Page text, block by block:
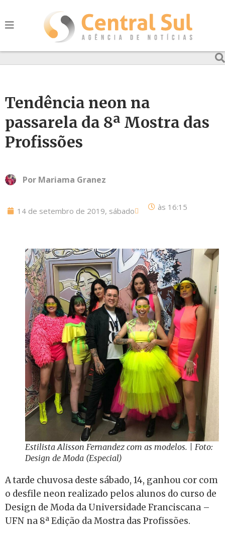
Tendência neon na
passarela da 8ª Mostra das
Profissões
Por Mariama Granez
14 de setembro de 2019, sábado às 16:15
Estilista Alisson Fernandez com as modelos. | Foto:
Design de Moda (Especial)
A tarde chuvosa deste sábado, 14, ganhou cor com
o desfile neon realizado pelos alunos do curso de
Design de Moda da Universidade Franciscana –
UFN na 8ª Edição da Mostra das Profissões.